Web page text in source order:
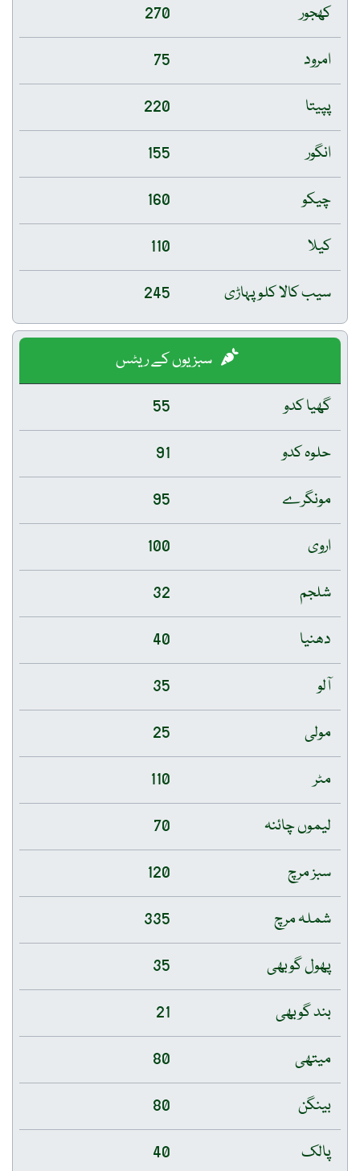
کھجور
270
امرود
75
پپیتا
220
انگور
155
چیکو
160
کیلا
110
سیب کالا کلو پہاڑی
245
سبزیوں کے ریٹس
گھیا کدو
55
حلوہ کدو
91
مونگرے
95
اروی
100
شلجم
32
دھنیا
40
آلو
35
مولی
25
مٹر
110
لیموں چائنہ
70
سبز مرچ
120
شملہ مرچ
335
پھول گوبھی
35
بند گوبھی
21
میتھی
80
بینگن
80
پالک
40